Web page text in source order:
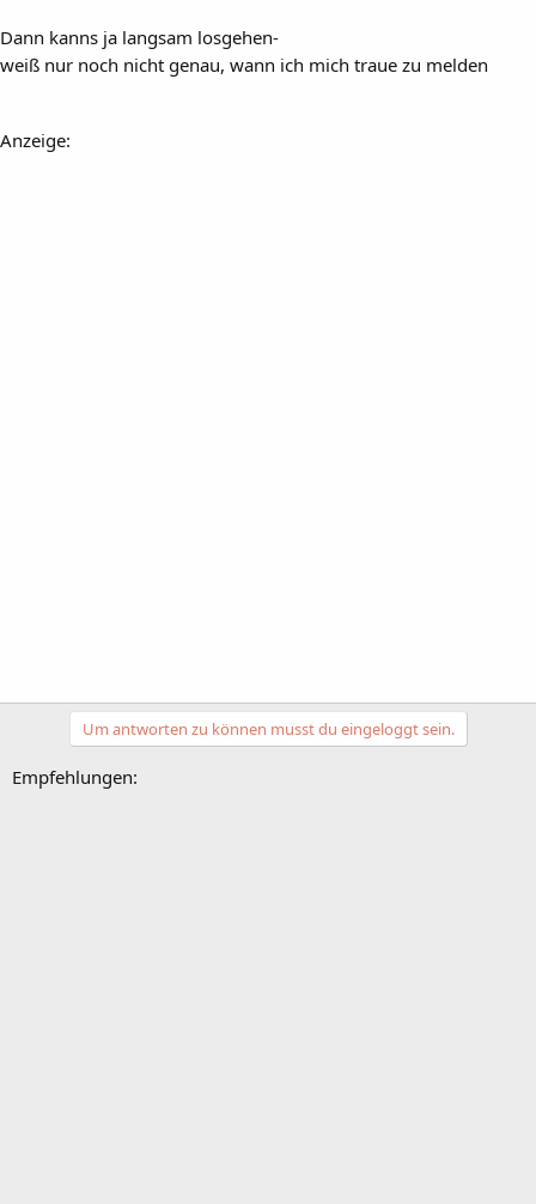
Dann kanns ja langsam losgehen-
weiß nur noch nicht genau, wann ich mich traue zu melden
Anzeige:
Um antworten zu können musst du eingeloggt sein.
Empfehlungen: